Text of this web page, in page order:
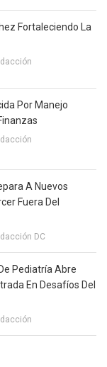
Fortaleciendo La
Por Manejo
A Nuevos
Fuera Del
DC
Pediatría Abre
En Desafíos Del